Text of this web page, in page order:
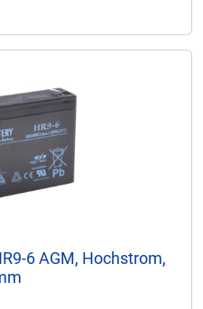
6 AGM, Hochstrom,